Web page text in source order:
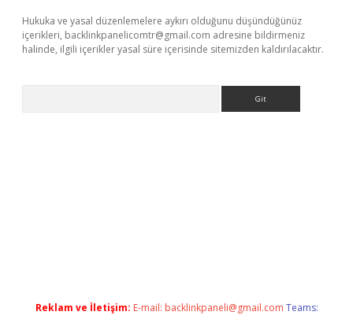
Hukuka ve yasal düzenlemelere aykırı olduğunu düşündüğünüz
içerikleri, backlinkpanelicomtr@gmail.com adresine bildirmeniz
halinde, ilgili içerikler yasal süre içerisinde sitemizden kaldırılacaktır.
Reklam ve İletişim: E-mail: backlinkpaneli@gmail.com Teams: